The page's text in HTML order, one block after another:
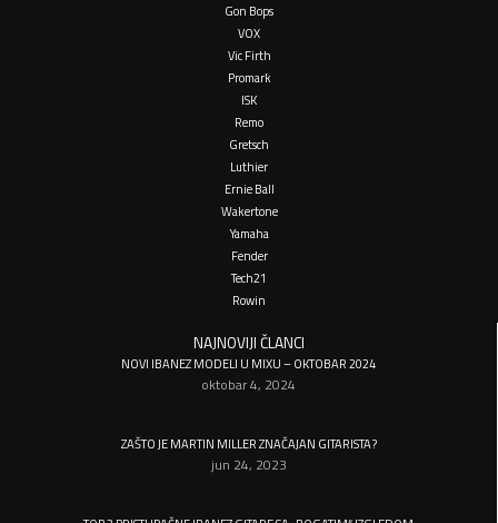
Gon Bops
VOX
Vic Firth
Promark
ISK
Remo
Gretsch
Luthier
Ernie Ball
Wakertone
Yamaha
Fender
Tech21
Rowin
NAJNOVIJI ČLANCI
NOVI IBANEZ MODELI U MIXU – OKTOBAR 2024
oktobar 4, 2024
ZAŠTO JE MARTIN MILLER ZNAČAJAN GITARISTA?
jun 24, 2023